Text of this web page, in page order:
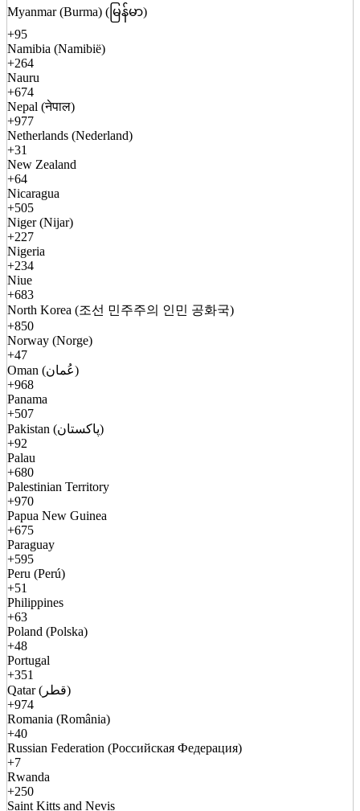
Myanmar (Burma) (မြန်မာ)
+95
Namibia (Namibië)
+264
Nauru
+674
Nepal (नेपाल)
+977
Netherlands (Nederland)
+31
New Zealand
+64
Nicaragua
+505
Niger (Nijar)
+227
Nigeria
+234
Niue
+683
North Korea (조선 민주주의 인민 공화국)
+850
Norway (Norge)
+47
Oman (عُمان)
+968
Panama
+507
Pakistan (پاکستان)
+92
Palau
+680
Palestinian Territory
+970
Papua New Guinea
+675
Paraguay
+595
Peru (Perú)
+51
Philippines
+63
Poland (Polska)
+48
Portugal
+351
Qatar (قطر)
+974
Romania (România)
+40
Russian Federation (Российская Федерация)
+7
Rwanda
+250
Saint Kitts and Nevis